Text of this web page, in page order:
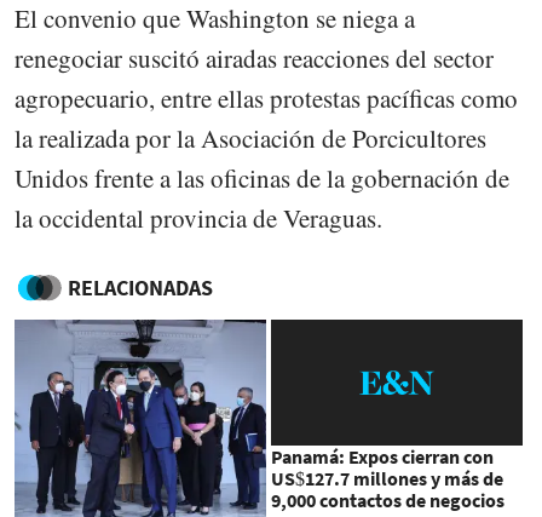
El convenio que Washington se niega a
renegociar suscitó airadas reacciones del sector
agropecuario, entre ellas protestas pacíficas como
la realizada por la Asociación de Porcicultores
Unidos frente a las oficinas de la gobernación de
la occidental provincia de Veraguas.
RELACIONADAS
Panamá: Expos cierran con
US$127.7 millones y más de
9,000 contactos de negocios